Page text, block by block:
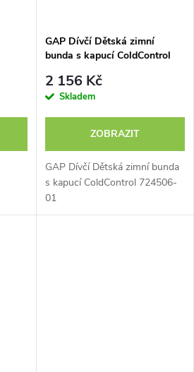
GAP Dívčí Dětská zimní
bunda s kapucí ColdControl
2 156 Kč
Skladem
ZOBRAZIT
GAP Dívčí Dětská zimní bunda
s kapucí ColdControl 724506-
01